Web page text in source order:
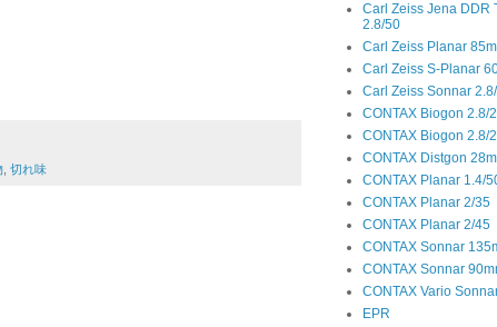
切れ味
Carl Zeiss Jena DDR
2.8/50
Carl Zeiss Planar
Carl Zeiss S-Planar
Carl Zeiss Sonnar
CONTAX Biogon 2.8/
CONTAX Biogon 2.8/
CONTAX Distgon
CONTAX Planar 1.4/
CONTAX Planar 2/35
CONTAX Planar 2/45
CONTAX Sonnar
CONTAX Sonnar
CONTAX Vario
EPR